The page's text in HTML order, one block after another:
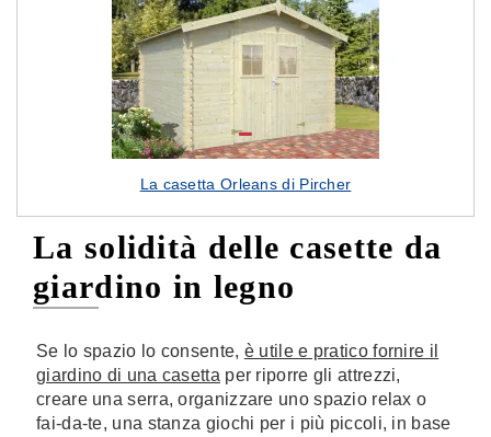
La casetta Orleans di Pircher
La solidità delle casette da
giardino in legno
Se lo spazio lo consente, è utile e pratico fornire il
giardino di una casetta per riporre gli attrezzi,
creare una serra, organizzare uno spazio relax o
fai-da-te, una stanza giochi per i più piccoli, in base